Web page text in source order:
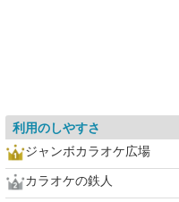
利用のしやすさ
ジャンボカラオケ広場
カラオケの鉄人